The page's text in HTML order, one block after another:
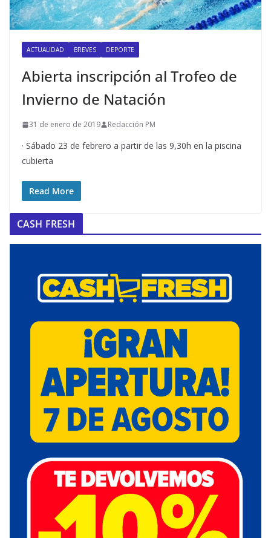
ACTUALIDAD BREVES DEPORTE
Abierta inscripción al Trofeo de
Invierno de Natación
31 de enero de 2019 Redacción PM
· Sábado 23 de febrero a partir de las 9,30h en la piscina
cubierta
Read More
CASH FRESH